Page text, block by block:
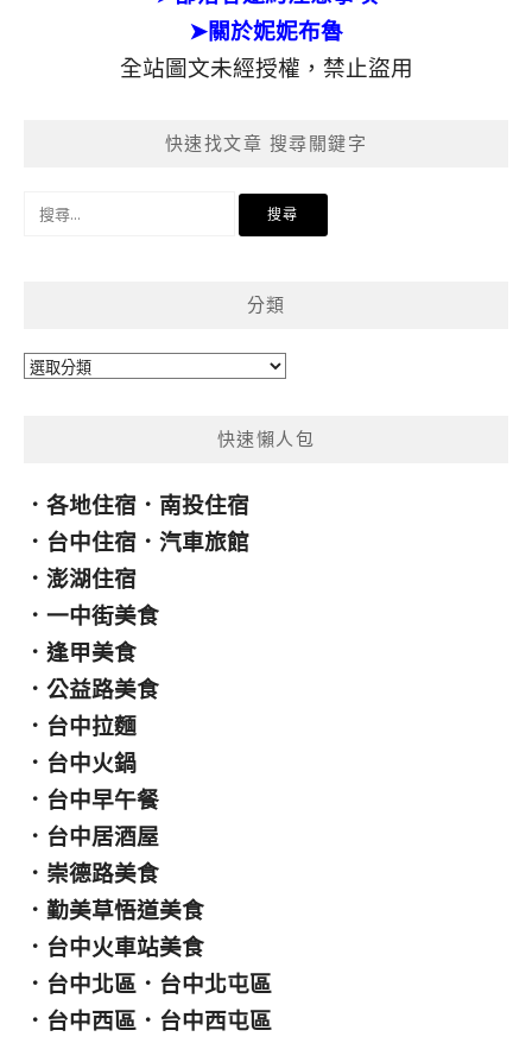
➤關於妮妮布魯
全站圖文未經授權，禁止盜用
快速找文章 搜尋關鍵字
分類
分
快速懶人包
． 各地住宿 ． 南投住宿
． 台中住宿 ． 汽車旅館
． 澎湖住宿
． 一中街美食
． 逢甲美食
． 公益路美食
． 台中拉麵
． 台中火鍋
． 台中早午餐
． 台中居酒屋
． 崇德路美食
． 勤美草悟道美食
． 台中火車站美食
． 台中北區 ． 台中北屯區
． 台中西區 ． 台中西屯區